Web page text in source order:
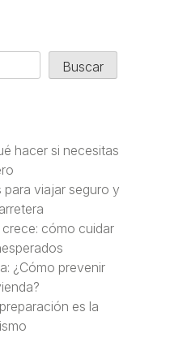
Buscar
hacer si necesitas
para viajar seguro y
cómo cuidar
¿Cómo prevenir
es la